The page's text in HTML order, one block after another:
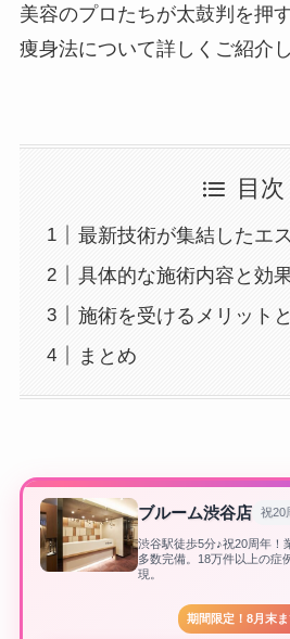
美容のプロたちが太鼓判を押
痩身法について詳しくご紹介し
目次
最新技術が集結したエ
具体的な施術内容と効
施術を受けるメリット
まとめ
ブルーム渋谷店 祝20
渋谷駅徒歩5分♪祝20周年！
多数完備。18万件以上の症
現。
期間限定！8月末